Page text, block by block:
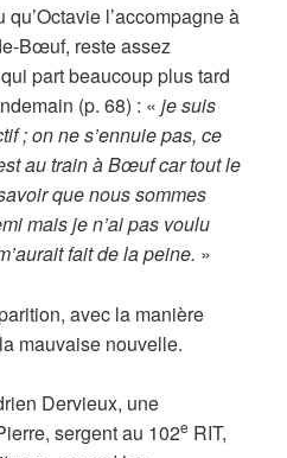
l’accompagne à
Bœuf, reste assez
part beaucoup plus tard
(p. 68) : «je suis
; on ne s’ennuie pas, ce
au train à Bœuf car tout le
que nous sommes
mais je n’ai pas voulu
fait de la peine. »
avec la manière
mauvaise nouvelle.
Dervieux, une
sergent au 102e RIT,